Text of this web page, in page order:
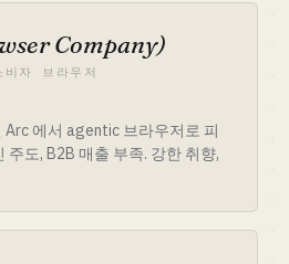
Company)
자 브라우저
Arc 에서 agentic 브라우저로 피
주도, B2B 매출 부족. 강한 취향,